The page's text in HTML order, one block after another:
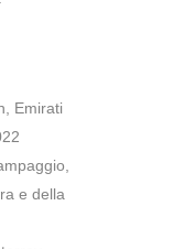
Emirati
e della